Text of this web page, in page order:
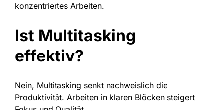
konzentriertes Arbeiten.
Ist Multitasking
effektiv?
Nein, Multitasking senkt nachweislich die
Produktivität. Arbeiten in klaren Blöcken steigert